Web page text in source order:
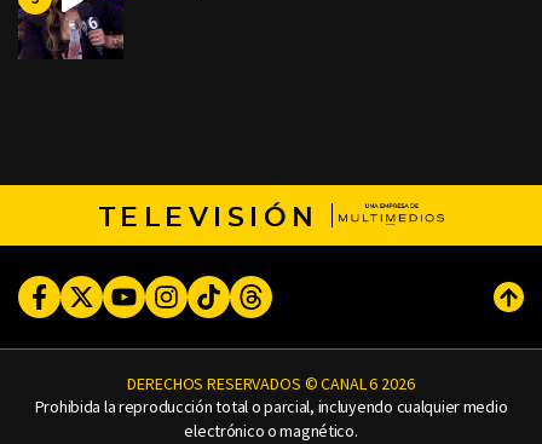
TELEVISIÓN
FacebookTwitterYoutubeInstagram
TikTokThreads
DERECHOS RESERVADOS © CANAL 6 2026
Prohibida la reproducción total o parcial, incluyendo cualquier medio
electrónico o magnético.